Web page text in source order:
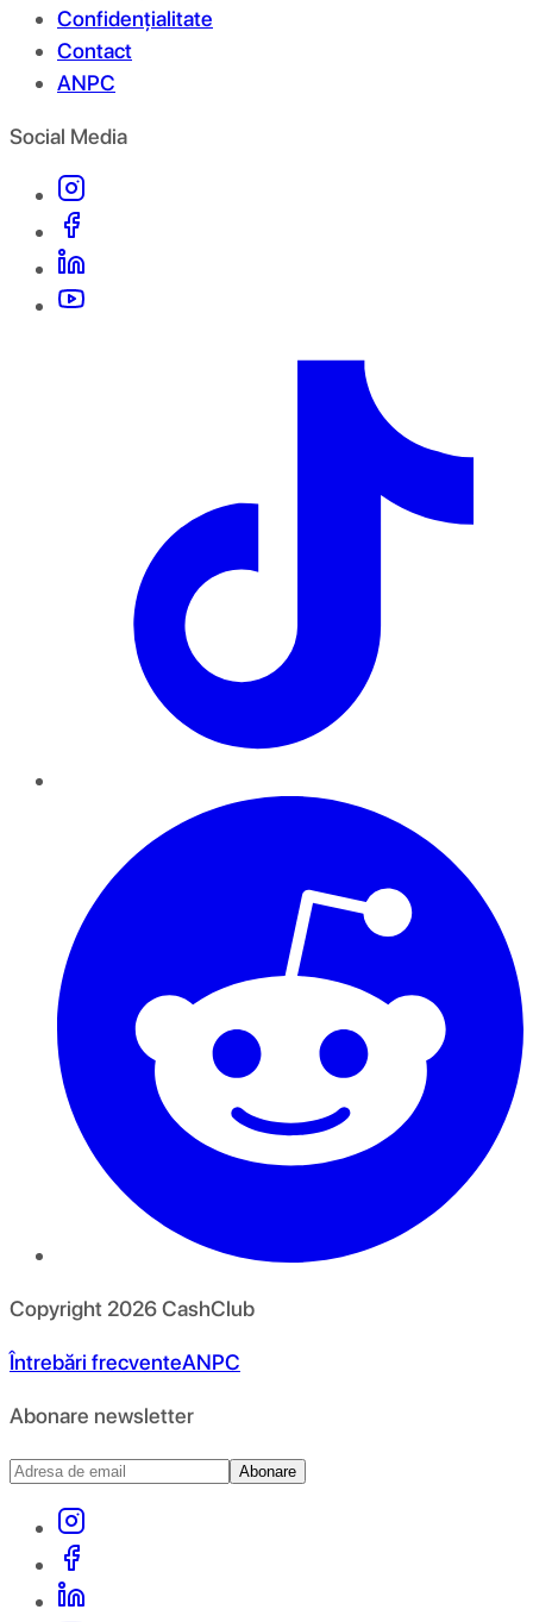
Confidențialitate
Contact
ANPC
Social Media
Copyright 2026CashClub
Întrebări frecventeANPC
Abonare newsletter
Abonare